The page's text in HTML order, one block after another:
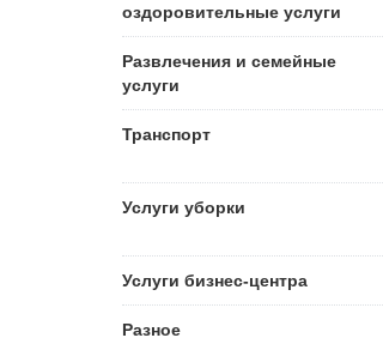
оздоровительные услуги
Развлечения и семейные
услуги
Транспорт
Услуги уборки
Услуги бизнес-центра
Разное